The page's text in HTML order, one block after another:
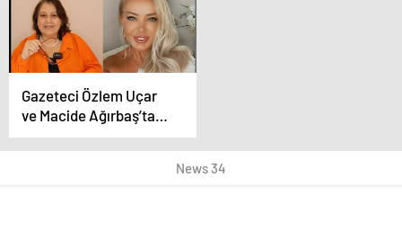
Gazeteci Özlem Uçar
ve Macide Ağırbaş’tan
Yeni Program
News 34